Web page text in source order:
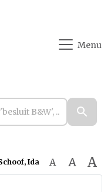
Menu
Ida A A A